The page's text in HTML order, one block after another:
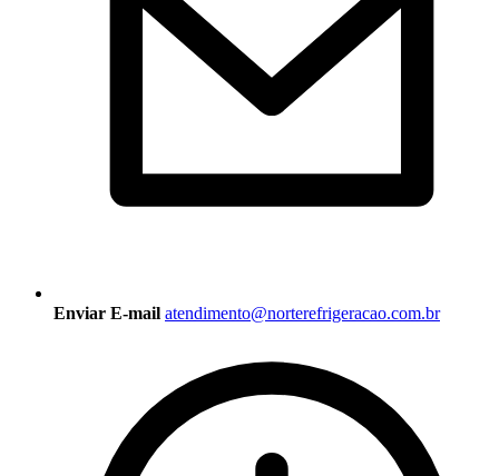
Enviar E-mail atendimento@norterefrigeracao.com.br